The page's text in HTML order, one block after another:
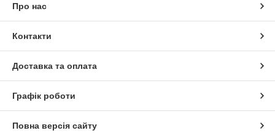
Про нас
Контакти
Доставка та оплата
Графік роботи
Повна версія сайту